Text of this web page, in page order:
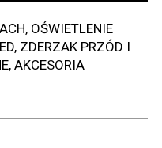
OŚWIETLENIE
ZDERZAK PRZÓD I
AKCESORIA